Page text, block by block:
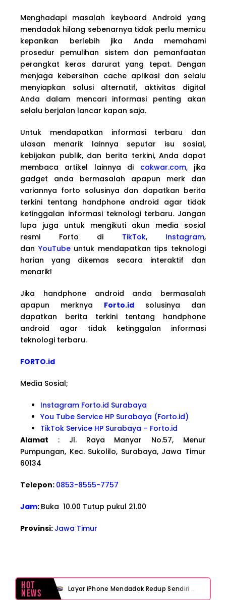
Menghadapi masalah keyboard Android yang
mendadak hilang sebenarnya tidak perlu memicu
kepanikan berlebih jika Anda memahami
prosedur pemulihan sistem dan pemanfaatan
perangkat keras darurat yang tepat. Dengan
menjaga kebersihan cache aplikasi dan selalu
menyiapkan solusi alternatif, aktivitas digital
Anda dalam mencari informasi penting akan
selalu berjalan lancar kapan saja.
Untuk mendapatkan informasi terbaru dan
ulasan menarik lainnya seputar isu sosial,
kebijakan publik, dan berita terkini, Anda dapat
membaca artikel lainnya di cakwar.com, jika
gadget anda bermasalah apapun merk dan
variannya forto solusinya dan dapatkan berita
terkini tentang handphone android agar tidak
ketinggalan informasi teknologi terbaru. Jangan
lupa juga untuk mengikuti akun media sosial
resmi Forto di TikTok, Instagram,
dan YouTubeuntuk mendapatkan tips teknologi
harian yang dikemas secara interaktif dan
menarik!
Jika handphone android anda bermasalah
apapun merknya Forto.id solusinya dan
dapatkan berita terkini tentang handphone
android agar tidak ketinggalan informasi
teknologi terbaru.
FORTO.id
Media Sosial;
Instagram Forto.id Surabaya
You Tube Service HP Surabaya (Forto.id)
TikTok Service HP Surabaya – Forto.id
Alamat : Jl. Raya Manyar No.57, Menur
Pumpungan, Kec. Sukolilo, Surabaya, Jawa Timur
60134
Telepon: 0853-8555-7757
Jam: Buka 10.00 Tutup pukul 21.00
Provinsi: Jawa Timur
Hot
News Layar iPhone Mendadak Redup Sendiri Padahal Auto-Brightness Mati? Ini Penyebab & Solusinya!